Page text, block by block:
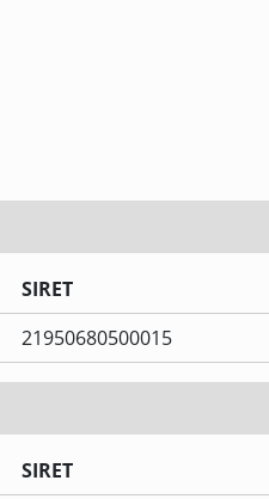
SIRET
21950680500015
SIRET